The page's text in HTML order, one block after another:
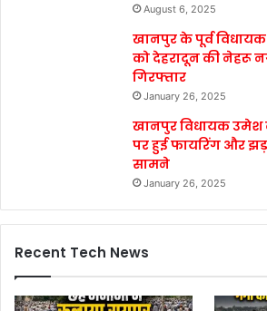
August 6, 2025
खानपुर के पूर्व
को देहरादून की नेहरू
गिरफ्तार
January 26, 2025
खानपुर विधायक उमेश
पर हुई फायरिंग और
सामने
January 26, 2025
Recent Tech News